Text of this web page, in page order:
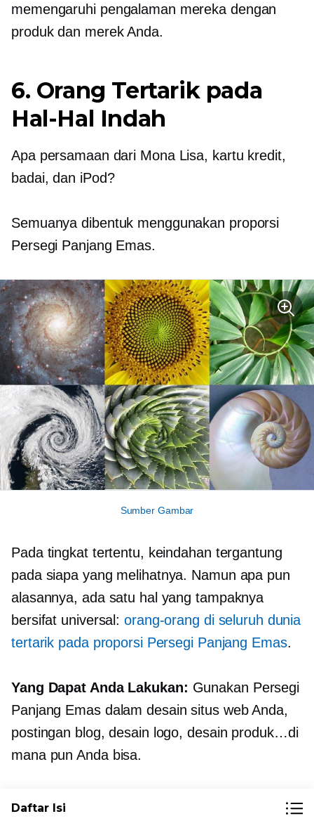
memengaruhi pengalaman mereka dengan
produk dan merek Anda.
6. Orang Tertarik pada
Hal-Hal Indah
Apa persamaan dari Mona Lisa, kartu kredit,
badai, dan iPod?
Semuanya dibentuk menggunakan proporsi
Persegi Panjang Emas.
Sumber Gambar
Pada tingkat tertentu, keindahan tergantung
pada siapa yang melihatnya. Namun apa pun
alasannya, ada satu hal yang tampaknya
bersifat universal: orang-orang di seluruh dunia
tertarik pada proporsi Persegi Panjang Emas.
Yang Dapat Anda Lakukan: Gunakan Persegi
Panjang Emas dalam desain situs web Anda,
postingan blog, desain logo, desain produk…di
mana pun Anda bisa.
Tidak punya keterampilan untuk melakukan
Daftar Isi